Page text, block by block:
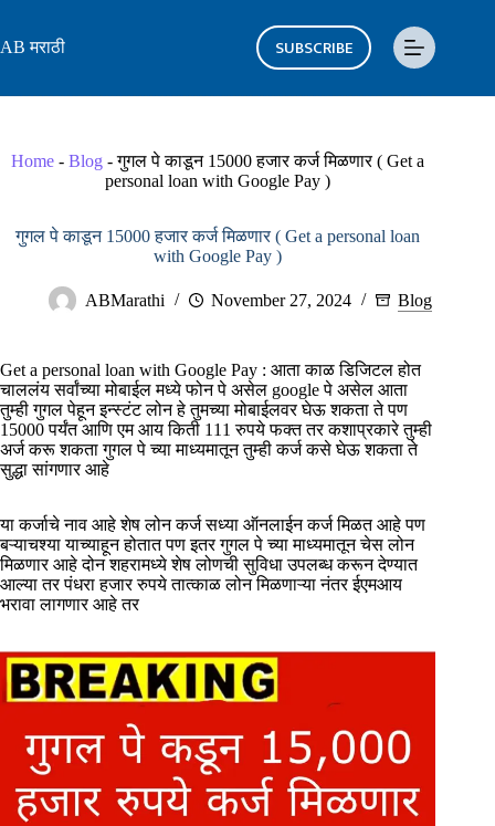
content
AB मराठी SUBSCRIBE
Home -Blog -गुगल पे काडून 15000 हजार कर्ज मिळणार ( Get a
personal loan with Google Pay )
गुगल पे काडून 15000 हजार कर्ज मिळणार ( Get a personal loan
with Google Pay )
ABMarathi November 27, 2024 Blog
Get a personal loan with Google Pay : आता काळ डिजिटल होत
चाललंय सर्वांच्या मोबाईल मध्ये फोन पे असेल google पे असेल आता
तुम्ही गुगल पेहून इन्स्टंट लोन हे तुमच्या मोबाईलवर घेऊ शकता ते पण
15000 पर्यंत आणि एम आय किती 111 रुपये फक्त तर कशाप्रकारे तुम्ही
अर्ज करू शकता गुगल पे च्या माध्यमातून तुम्ही कर्ज कसे घेऊ शकता ते
सुद्धा सांगणार आहे
या कर्जाचे नाव आहे शेष लोन कर्ज सध्या ऑनलाईन कर्ज मिळत आहे पण
बऱ्याचश्या याच्याहून होतात पण इतर गुगल पे च्या माध्यमातून चेस लोन
मिळणार आहे दोन शहरामध्ये शेष लोणची सुविधा उपलब्ध करून देण्यात
आल्या तर पंधरा हजार रुपये तात्काळ लोन मिळणाऱ्या नंतर ईएमआय
भरावा लागणार आहे तर